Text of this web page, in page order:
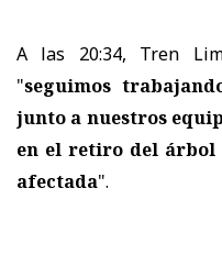
A las 20:34, Tren
"seguimos
junto a nuestros
en el retiro del árbol
afectada".